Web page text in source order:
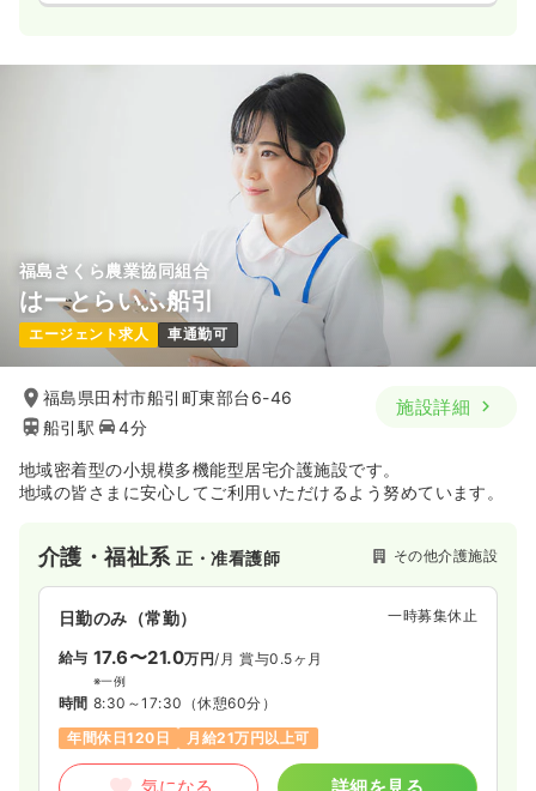
福島さくら農業協同組合
はーとらいふ船引
エージェント求人 車通勤可
福島県田村市船引町東部台6-46
船引駅
4分
施設詳細
地域密着型の小規模多機能型居宅介護施設です。
地域の皆さまに安心してご利用いただけるよう努めています。
介護・福祉系正・准看護師 その他介護施設
日勤のみ（常勤） 一時募集休止
給与 17.6〜21.0万円/月 賞与0.5ヶ月
※一例
時間 8:30～17:30 （休憩60分）
年間休日120日
月給21万円以上可